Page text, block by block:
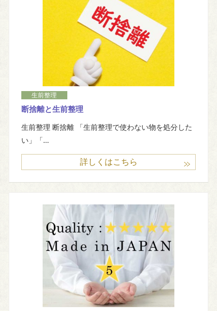
生前整理
断捨離と生前整理
生前整理 断捨離 「生前整理で使わない物を処分した
い」「...
詳しくはこちら